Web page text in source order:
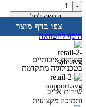
כמות
של
בקר
ניהול
עומסים
3P
לעמדת
טעינה
לרכב
חשמלי
הוספה לסל
צפו בדף מוצר
הוסף להשוואה
מוצרים איכותיים
בטכנולוגיה מתקדמת
שירות אדיב
ותמיכה מקצועית